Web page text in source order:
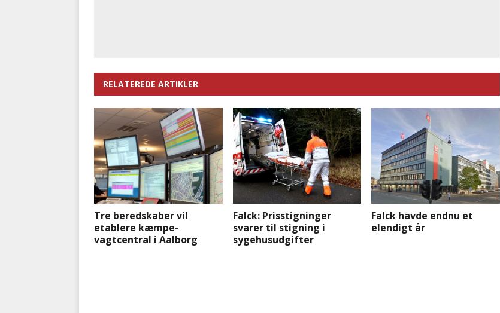
RELATEREDE ARTIKLER
Tre beredskaber vil
etablere kæmpe-
vagtcentral i Aalborg
Falck: Prisstigninger
svarer til stigning i
sygehusudgifter
Falck havde endnu et
elendigt år